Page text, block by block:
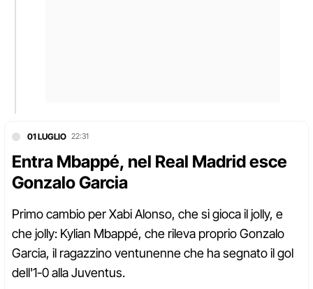
01 LUGLIO 22:31
Entra Mbappé, nel Real Madrid esce
Gonzalo Garcia
Primo cambio per Xabi Alonso, che si gioca il jolly, e
che jolly: Kylian Mbappé, che rileva proprio Gonzalo
Garcia, il ragazzino ventunenne che ha segnato il gol
dell'1-0 alla Juventus.